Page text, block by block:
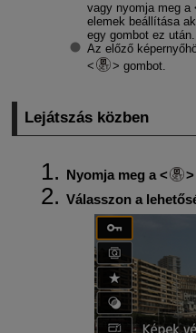
vagy nyomja meg a
elemek beállítása
egy gombot ez után.
Az előző
gombot.
Lejátszás közben
Nyomja meg a
Válasszon a